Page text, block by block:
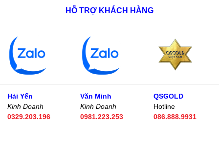
HỖ TRỢ KHÁCH HÀNG
Hải Yến
Kinh Doanh
0329.203.196
Văn Minh
Kinh Doanh
0981.223.253
QSGOLD
Hotline
086.888.9931